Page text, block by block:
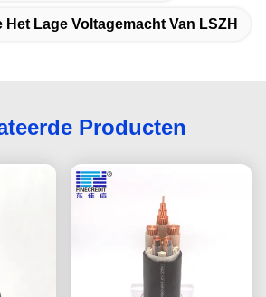
Het Lage Voltagemacht Van LSZH
Producten